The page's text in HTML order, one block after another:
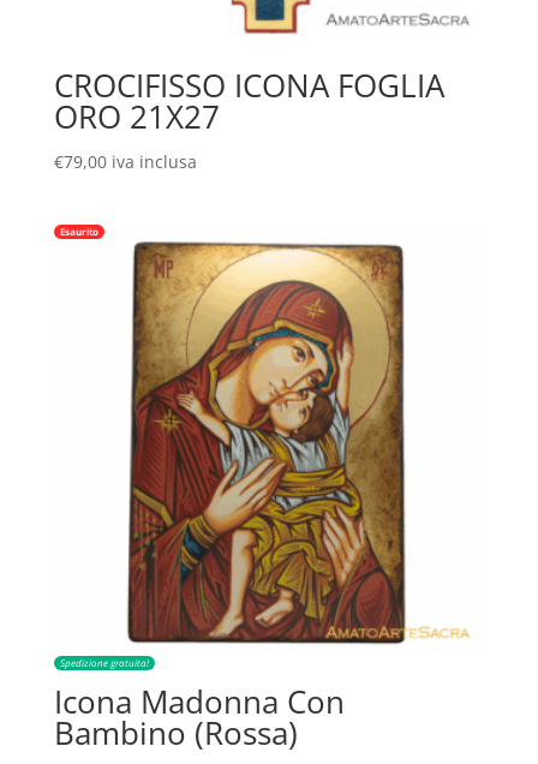
CROCIFISSO ICONA FOGLIA
ORO 21X27
€79,00 iva inclusa
Esaurito
Spedizione gratuita!
Icona Madonna Con
Bambino (Rossa)